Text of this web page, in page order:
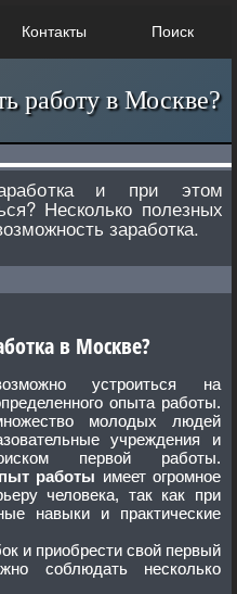
Контакты Поиск
работу в Москве?
и при этом
Несколько полезных
заработка.
в Москве?
устроиться на
опыта работы.
учреждения и
первой работы.
работы имеет огромное
при
навыки и практические
и приобрести свой первый